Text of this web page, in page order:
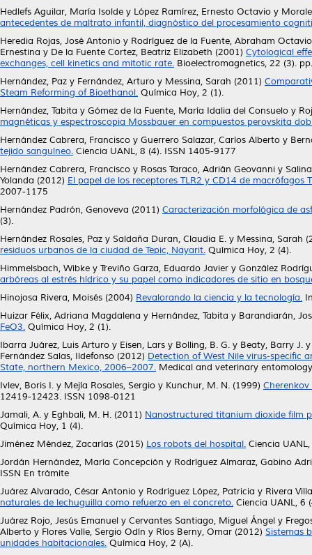
Hedlefs Aguilar, María Isolde y López Ramírez, Ernesto Octavio y
antecedentes de maltrato infantil, diagnóstico del procesamiento
Heredia Rojas, José Antonio y Rodríguez de la Fuente, Abraham Octavio
Ernestina y De la Fuente Cortez, Beatriz Elizabeth (2001) Cytological
exchanges, cell kinetics and mitotic rate. Bioelectromagnetics, 22 (3).
Hernández, Paz y Fernández, Arturo y Messina, Sarah (2011)
Steam Reforming of Bioethanol. Química Hoy, 2 (1).
Hernández, Tabita y Gómez de la Fuente, María Idalia del Consuelo y
magnéticas y espectroscopia Mossbauer en compuestos perovskita
Hernández Cabrera, Francisco y Guerrero Salazar, Carlos Alberto y
tejido sanguíneo. Ciencia UANL, 8 (4). ISSN 1405-9177
Hernández Cabrera, Francisco y Rosas Taraco, Adrián Geovanni y
Yolanda (2012) El papel de los receptores TLR2 y CD14 de macrófagos
2007-1175
Hernández Padrón, Genoveva (2011) Caracterización morfológica de
(3).
Hernández Rosales, Paz y Saldaña Duran, Claudia E. y Messina, Sarah
residuos urbanos de la ciudad de Tepic, Nayarit. Química Hoy, 2 (4).
Himmelsbach, Wibke y Treviño Garza, Eduardo Javier y González
arbóreas al estrés hídrico y su papel como indicadores de sitio en
Hinojosa Rivera, Moisés (2004) Revalorando la ciencia y la tecnología.
Huizar Félix, Adriana Magdalena y Hernández, Tabita y Barandiarán,
FeO3. Química Hoy, 2 (1).
Ibarra Juárez, Luis Arturo y Eisen, Lars y Bolling, B. G. y Beaty, Barry J.
Fernández Salas, Ildefonso (2012) Detection of West Nile virus-specific
State, northern Mexico, 2006–2007. Medical and veterinary
Ivlev, Boris I. y Mejía Rosales, Sergio y Kunchur, M. N. (1999)
12419-12423. ISSN 1098-0121
Jamali, A. y Eghbali, M. H. (2011) Nanostructured titanium dioxide film
Química Hoy, 1 (4).
Jiménez Méndez, Zacarías (2015) Los robots del hospital. Ciencia
Jordán Hernández, María Concepción y Rodríguez Almaraz, Gabino
ISSN En trámite
Juárez Alvarado, César Antonio y Rodríguez López, Patricia y Rivera
naturales de lechuguilla como refuerzo en el concreto. Ciencia UANL, 6
Juárez Rojo, Jesús Emanuel y Cervantes Santiago, Miguel Ángel y
Alberto y Flores Valle, Sergio Odín y Ríos Berny, Omar (2012) Sistemas
unidades habitacionales. Química Hoy, 2 (A).